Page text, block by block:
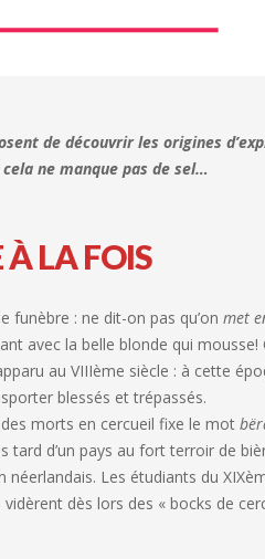
de découvrir les origines
ne manque pas de sel…
À LA FOIS
funèbre : ne dit-on pas qu’on met
avec la belle blonde qui
au VIIIème siècle : à cette
blessés et trépassés.
morts en cercueil fixe le mot
d’un pays au fort terroir de
néerlandais. Les étudiants du
dès lors des « bocks de